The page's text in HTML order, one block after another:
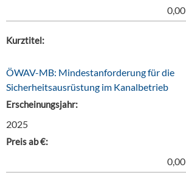
0,00
Kurztitel:
ÖWAV-MB: Mindestanforderung für die
Sicherheitsausrüstung im Kanalbetrieb
Erscheinungsjahr:
2025
Preis ab €:
0,00